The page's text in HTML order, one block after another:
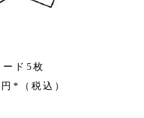
ード5枚
*（税込）